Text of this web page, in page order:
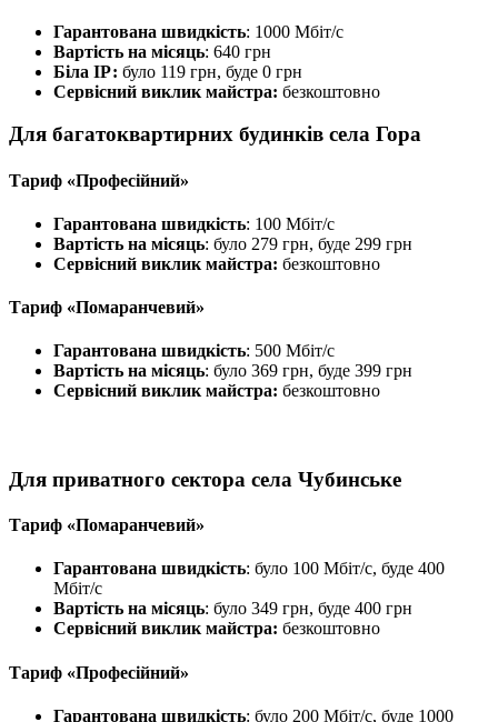
Гарантована швидкість: 1000 Мбіт/с
Вартість на місяць: 640 грн
Біла ІР: було 119 грн, буде 0 грн
Сервісний виклик майстра: безкоштовно
Для багатоквартирних будинків села Гора
Тариф «Професійний»
Гарантована швидкість: 100 Мбіт/с
Вартість на місяць: було 279 грн, буде 299 грн
Сервісний виклик майстра: безкоштовно
Тариф «Помаранчевий»
Гарантована швидкість: 500 Мбіт/с
Вартість на місяць: було 369 грн, буде 399 грн
Сервісний виклик майстра: безкоштовно
Для приватного сектора села Чубинське
Тариф «Помаранчевий»
Гарантована швидкість: було 100 Мбіт/с, буде 400
Мбіт/с
Вартість на місяць: було 349 грн, буде 400 грн
Сервісний виклик майстра: безкоштовно
Тариф «Професійний»
Гарантована швидкість: було 200 Мбіт/с, буде 1000